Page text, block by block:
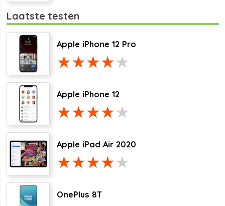
Laatste testen
Apple iPhone 12 Pro
Apple iPhone 12
Apple iPad Air 2020
OnePlus 8T